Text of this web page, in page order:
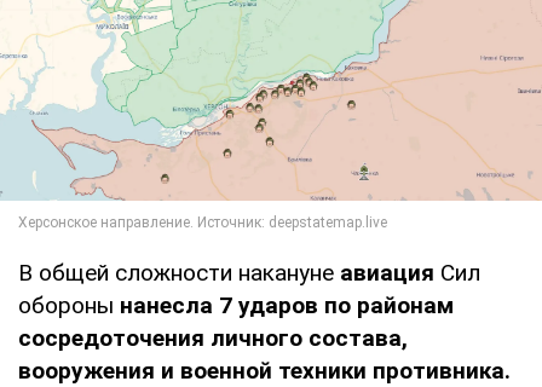
В общей сложности накануне авиация Сил
обороны нанесла 7 ударов по районам
сосредоточения личного состава,
вооружения и военной техники противника.